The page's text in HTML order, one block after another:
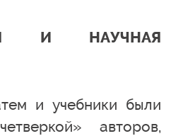
И НАУЧНАЯ
и учебники были
авторов,